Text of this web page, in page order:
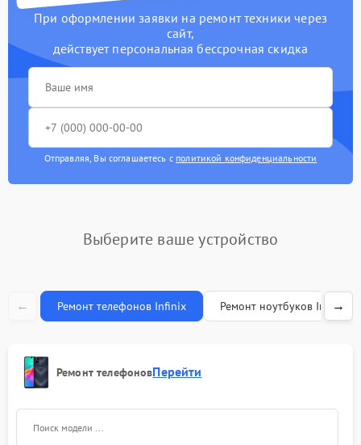
Замена разъема зарядки 2000 рублей
Замена стекла камеры 1300 рублей
Замена камеры 1500 рублей
Чистка динамиков,
Замена динамика 1500 рублей
При оформлении заявки на ремонт техники через
сайт,
действует персональная бессрочная скидка
Отправляя, Вы соглашаетесь с политикой конфиденциальности
Выберите ваше устройство
← Ремонт телефонов Infinix Ремонт ноутбуков Infinix
→
Ремонт телефоновПерейти